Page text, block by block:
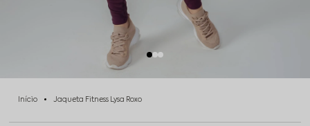
Início Jaqueta Fitness Lysa Roxo